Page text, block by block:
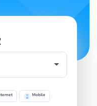
Mobile